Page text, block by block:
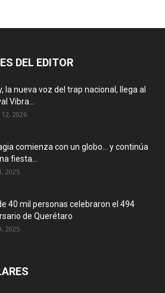
DEL EDITOR
la nueva voz del trap nacional, llega al
Vibra...
2026
comienza con un globo… y continúa
fiesta...
2025
40 mil personas celebraron el 494
de Querétaro
2025